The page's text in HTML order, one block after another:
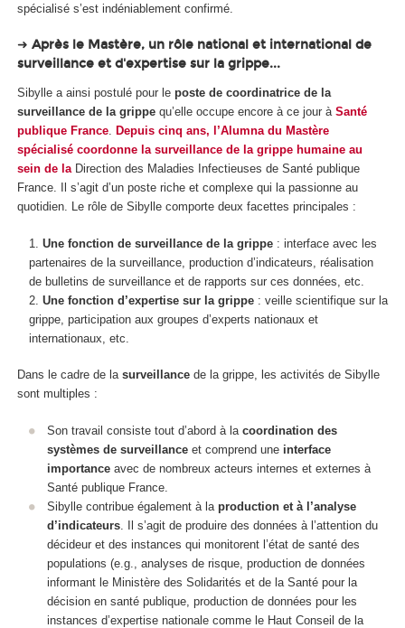
spécialisé s’est indéniablement confirmé.
➜ Après le Mastère, un rôle national et international de
surveillance et d'expertise sur la grippe...
Sibylle a ainsi postulé pour le poste de coordinatrice de la
surveillance de la grippe qu’elle occupe encore à ce jour à Santé
publique France. Depuis cinq ans, l’Alumna du Mastère
spécialisé coordonne la surveillance de la grippe humaine au
sein de la Direction des Maladies Infectieuses de Santé publique
France. Il s’agit d’un poste riche et complexe qui la passionne au
quotidien. Le rôle de Sibylle comporte deux facettes principales :
Une fonction de surveillance de la grippe : interface avec les
partenaires de la surveillance, production d’indicateurs, réalisation
de bulletins de surveillance et de rapports sur ces données, etc.
Une fonction d’expertise sur la grippe : veille scientifique sur la
grippe, participation aux groupes d’experts nationaux et
internationaux, etc.
Dans le cadre de la surveillance de la grippe, les activités de Sibylle
sont multiples :
Son travail consiste tout d’abord à la coordination des
systèmes de surveillanceet comprend une interface
importanceavec de nombreux acteurs internes et externes à
Santé publique France.
Sibylle contribue également à la production et à l’analyse
d’indicateurs. Il s’agit de produire des données à l’attention du
décideur et des instances qui monitorent l’état de santé des
populations (e.g., analyses de risque, production de données
informant le Ministère des Solidarités et de la Santé pour la
décision en santé publique, production de données pour les
instances d’expertise nationale comme le Haut Conseil de la